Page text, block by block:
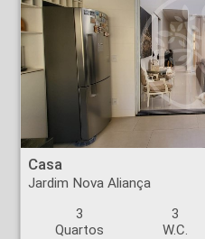
Casa - Jardim Nova Aliança - Ribeirão Preto
Casa
Jardim Nova Aliança
3
Quartos
3
W.C.